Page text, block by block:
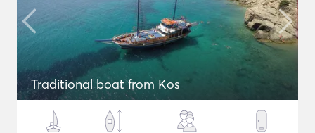
Traditional boat from Kos